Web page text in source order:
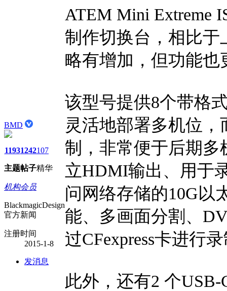
BMD
1193
主题
1242
帖子
107
精华
机构会员
BlackmagicDesign
官方新闻
注册时间
2015-1-8
发消息
ATEM Mini Extreme
制作切换台，相比
略有增加，但功能也
该型号提供8个带格
灵活地部署多机位
制，非常便于后期多
立HDMI输出、用于
问网络存储的10G以
能、多画面分割、
过CFexpress卡进行
此外，还有2 个